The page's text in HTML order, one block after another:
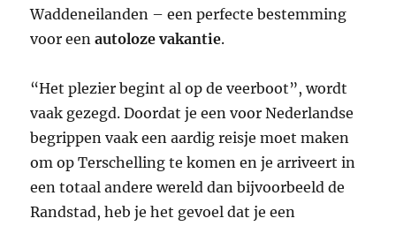
Waddeneilanden – een perfecte bestemming
voor eenautoloze vakantie.
“Het plezier begint al op de veerboot”, wordt
vaak gezegd. Doordat je een voor Nederlandse
begrippen vaak een aardig reisje moet maken
om op Terschelling te komen en je arriveert in
een totaal andere wereld dan bijvoorbeeld de
Randstad, heb je het gevoel dat je een